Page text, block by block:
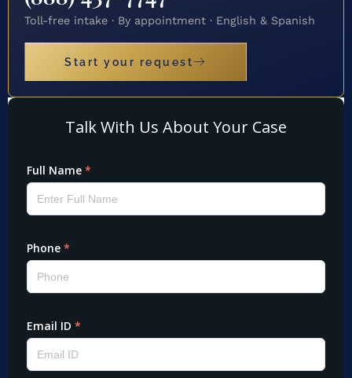
Toll-free intake · By appointment · English & Spanish
Start your request